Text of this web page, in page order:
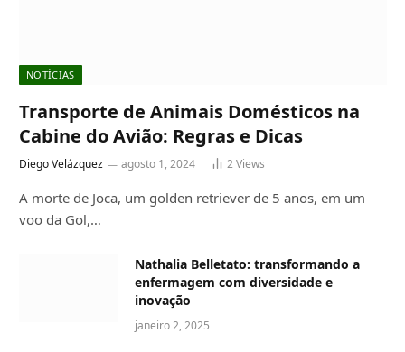
NOTÍCIAS
Transporte de Animais Domésticos na
Cabine do Avião: Regras e Dicas
Diego Velázquez agosto 1, 2024 2Views
A morte de Joca, um golden retriever de 5 anos, em um
voo da Gol,…
Nathalia Belletato: transformando a
enfermagem com diversidade e
inovação
janeiro 2, 2025